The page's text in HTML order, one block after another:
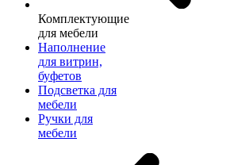
Комплектующие
для мебели
Наполнение
для витрин,
буфетов
Подсветка для
мебели
Ручки для
мебели